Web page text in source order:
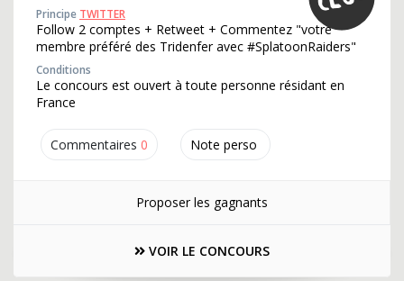
Commentaires 0 Note perso
Principe TWITTER
Follow 2 comptes + Retweet + Commentez "votre
membre préféré des Tridenfer avec #SplatoonRaiders"
Conditions
Le concours est ouvert à toute personne résidant en
France
Proposer les gagnants
VOIR LE CONCOURS